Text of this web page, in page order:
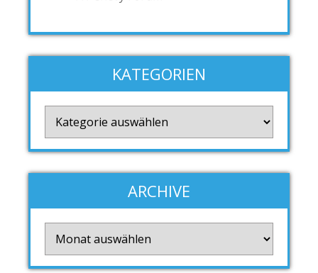
KATEGORIEN
ARCHIVE